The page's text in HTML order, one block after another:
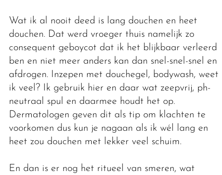
Wat ik al nooit deed is lang douchen en heet
douchen. Dat werd vroeger thuis namelijk zo
consequent geboycot dat ik het blijkbaar verleerd
ben en niet meer anders kan dan snel-snel-snel en
afdrogen. Inzepen met douchegel, bodywash, weet
ik veel? Ik gebruik hier en daar wat zeepvrij, ph-
neutraal spul en daarmee houdt het op.
Dermatologen geven dit als tip om klachten te
voorkomen dus kun je nagaan als ik wél lang en
heet zou douchen met lekker veel schuim.
En dan is er nog het ritueel van smeren, wat